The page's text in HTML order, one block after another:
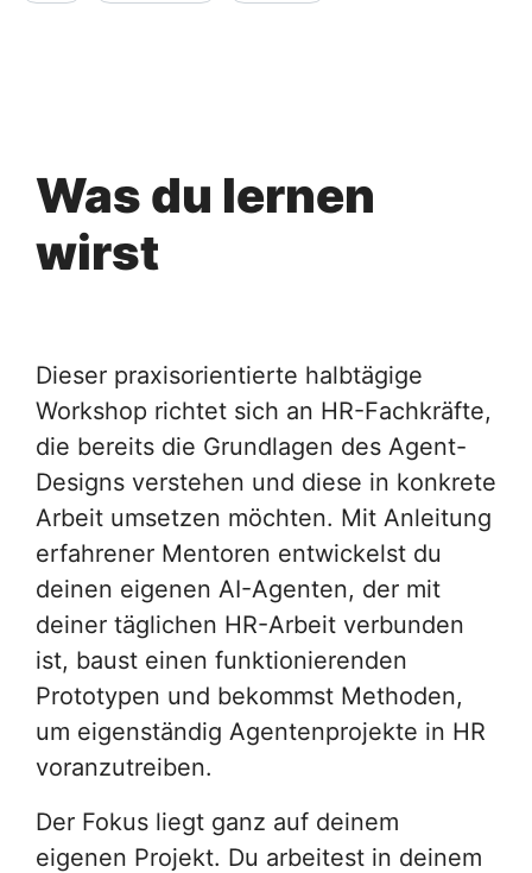
Was du lernen
wirst
Dieser praxisorientierte halbtägige
Workshop richtet sich an HR-Fachkräfte,
die bereits die Grundlagen des Agent-
Designs verstehen und diese in konkrete
Arbeit umsetzen möchten. Mit Anleitung
erfahrener Mentoren entwickelst du
deinen eigenen AI-Agenten, der mit
deiner täglichen HR-Arbeit verbunden
ist, baust einen funktionierenden
Prototypen und bekommst Methoden,
um eigenständig Agentenprojekte in HR
voranzutreiben.
Der Fokus liegt ganz auf deinem
eigenen Projekt. Du arbeitest in deinem